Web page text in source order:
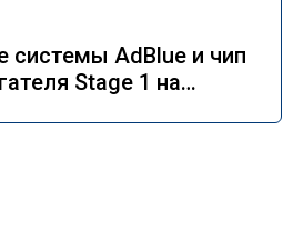
системы AdBlue и чип
Stage 1 на